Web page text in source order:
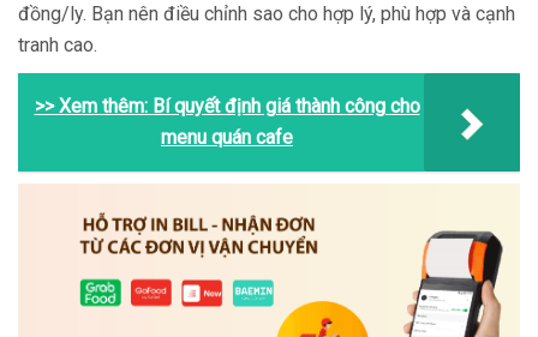
đồng/ly. Bạn nên điều chỉnh sao cho hợp lý, phù hợp và cạnh
tranh cao.
>> Xem thêm: Bí quyết định giá thành công cho
menu quán cafe